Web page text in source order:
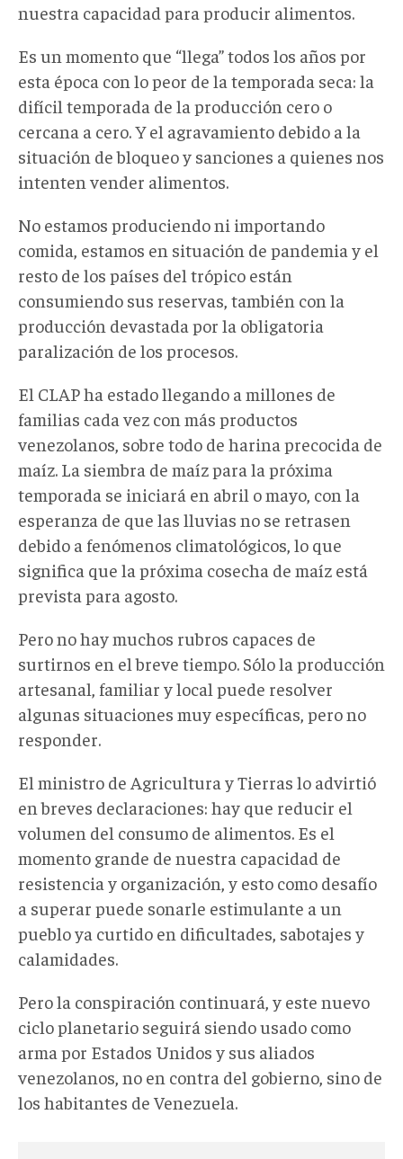
nuestra capacidad para producir alimentos.
Es un momento que “llega” todos los años por
esta época con lo peor de la temporada seca: la
difícil temporada de la producción cero o
cercana a cero. Y el agravamiento debido a la
situación de bloqueo y sanciones a quienes nos
intenten vender alimentos.
No estamos produciendo ni importando
comida, estamos en situación de pandemia y el
resto de los países del trópico están
consumiendo sus reservas, también con la
producción devastada por la obligatoria
paralización de los procesos.
El CLAP ha estado llegando a millones de
familias cada vez con más productos
venezolanos, sobre todo de harina precocida de
maíz. La siembra de maíz para la próxima
temporada se iniciará en abril o mayo, con la
esperanza de que las lluvias no se retrasen
debido a fenómenos climatológicos, lo que
significa que la próxima cosecha de maíz está
prevista para agosto.
Pero no hay muchos rubros capaces de
surtirnos en el breve tiempo. Sólo la producción
artesanal, familiar y local puede resolver
algunas situaciones muy específicas, pero no
responder.
El ministro de Agricultura y Tierras lo advirtió
en breves declaraciones: hay que reducir el
volumen del consumo de alimentos. Es el
momento grande de nuestra capacidad de
resistencia y organización, y esto como desafío
a superar puede sonarle estimulante a un
pueblo ya curtido en dificultades, sabotajes y
calamidades.
Pero la conspiración continuará, y este nuevo
ciclo planetario seguirá siendo usado como
arma por Estados Unidos y sus aliados
venezolanos, no en contra del gobierno, sino de
los habitantes de Venezuela.